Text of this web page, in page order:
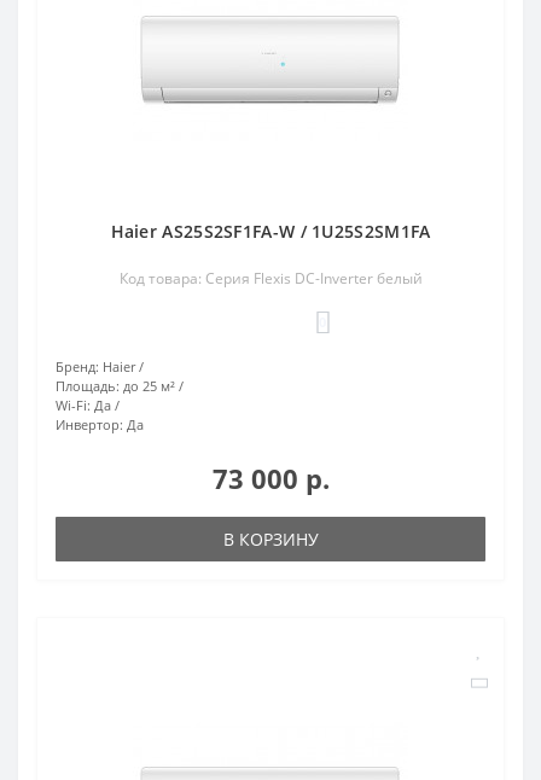
Haier AS25S2SF1FA-W / 1U25S2SM1FA
Код товара: Серия Flexis DC-Inverter белый
Бренд: Haier
Площадь: до 25 м²
Wi-Fi: Да
Инвертор: Да
73 000 р.
В КОРЗИНУ